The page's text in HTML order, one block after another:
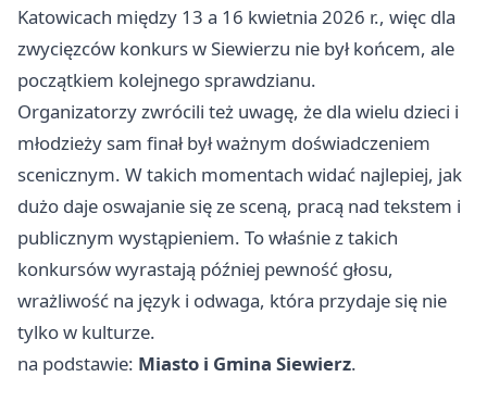
Katowicach między 13 a 16 kwietnia 2026 r., więc dla
zwycięzców konkurs w Siewierzu nie był końcem, ale
początkiem kolejnego sprawdzianu.
Organizatorzy zwrócili też uwagę, że dla wielu dzieci i
młodzieży sam finał był ważnym doświadczeniem
scenicznym. W takich momentach widać najlepiej, jak
dużo daje oswajanie się ze sceną, pracą nad tekstem i
publicznym wystąpieniem. To właśnie z takich
konkursów wyrastają później pewność głosu,
wrażliwość na język i odwaga, która przydaje się nie
tylko w kulturze.
na podstawie: Miasto i Gmina Siewierz.